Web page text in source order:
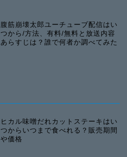
腹筋崩壊太郎ユーチューブ配信はい
つから/方法、有料/無料と放送内容
あらすじは？誰で何者か調べてみた
ヒカル味噌だれカットステーキはい
つからいつまで食べれる？販売期間
や価格